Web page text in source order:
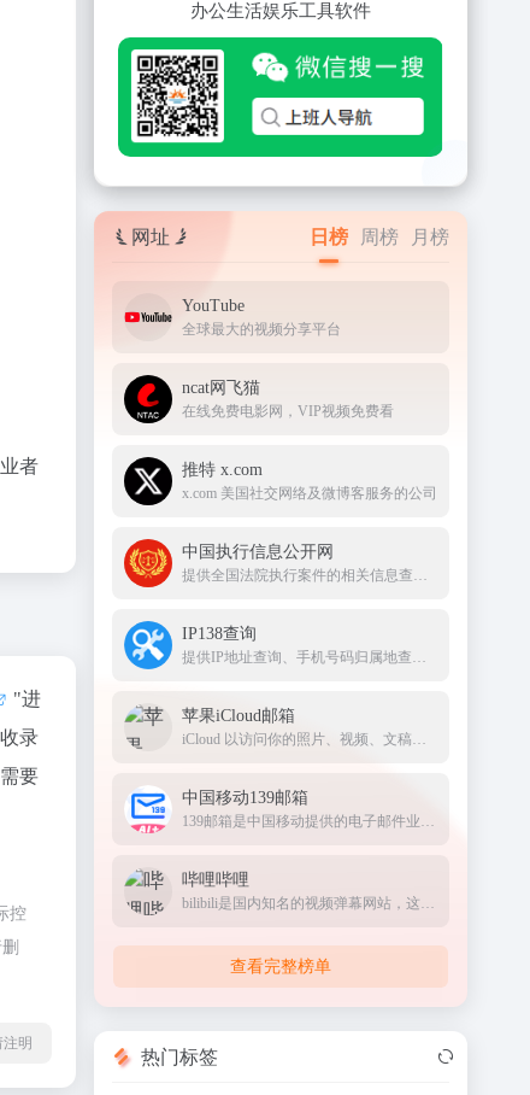
者
"进
录
要
控
注明
办公生活娱乐工具软件
网址 日榜 周榜 月榜
YouTube
全球最大的视频分享平台
ncat网飞猫
在线免费电影网，VIP视频免费看
推特 x.com
x.com 美国社交网络及微博客服务的公司
中国执行信息公开网
提供全国法院执行案件的相关信息查询服务
IP138查询
提供IP地址查询、手机号码归属地查询、邮政编码查询及身份证号码验证等服务
苹果iCloud邮箱
iCloud 以访问你的照片、视频、文稿、备忘录、通讯录及更多内容。要开始使用 Apple 服务，请使用你的 Apple ID 或创建新的帐户
中国移动139邮箱
139邮箱是中国移动提供的电子邮件业务，以手机号@139.com作为邮箱地址，来邮短信及时提醒,同时提供WEB、WAP、短彩信、APP等多种方式，随时随地收发邮件
哔哩哔哩
bilibili是国内知名的视频弹幕网站，这里有及时的动漫新番，活跃的ACG氛围，有创意的Up主。大家可以在这里找到许多欢乐。
查看完整榜单
热门标签